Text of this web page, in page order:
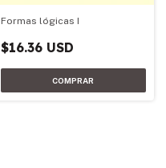
Formas lógicas I
$16.36 USD